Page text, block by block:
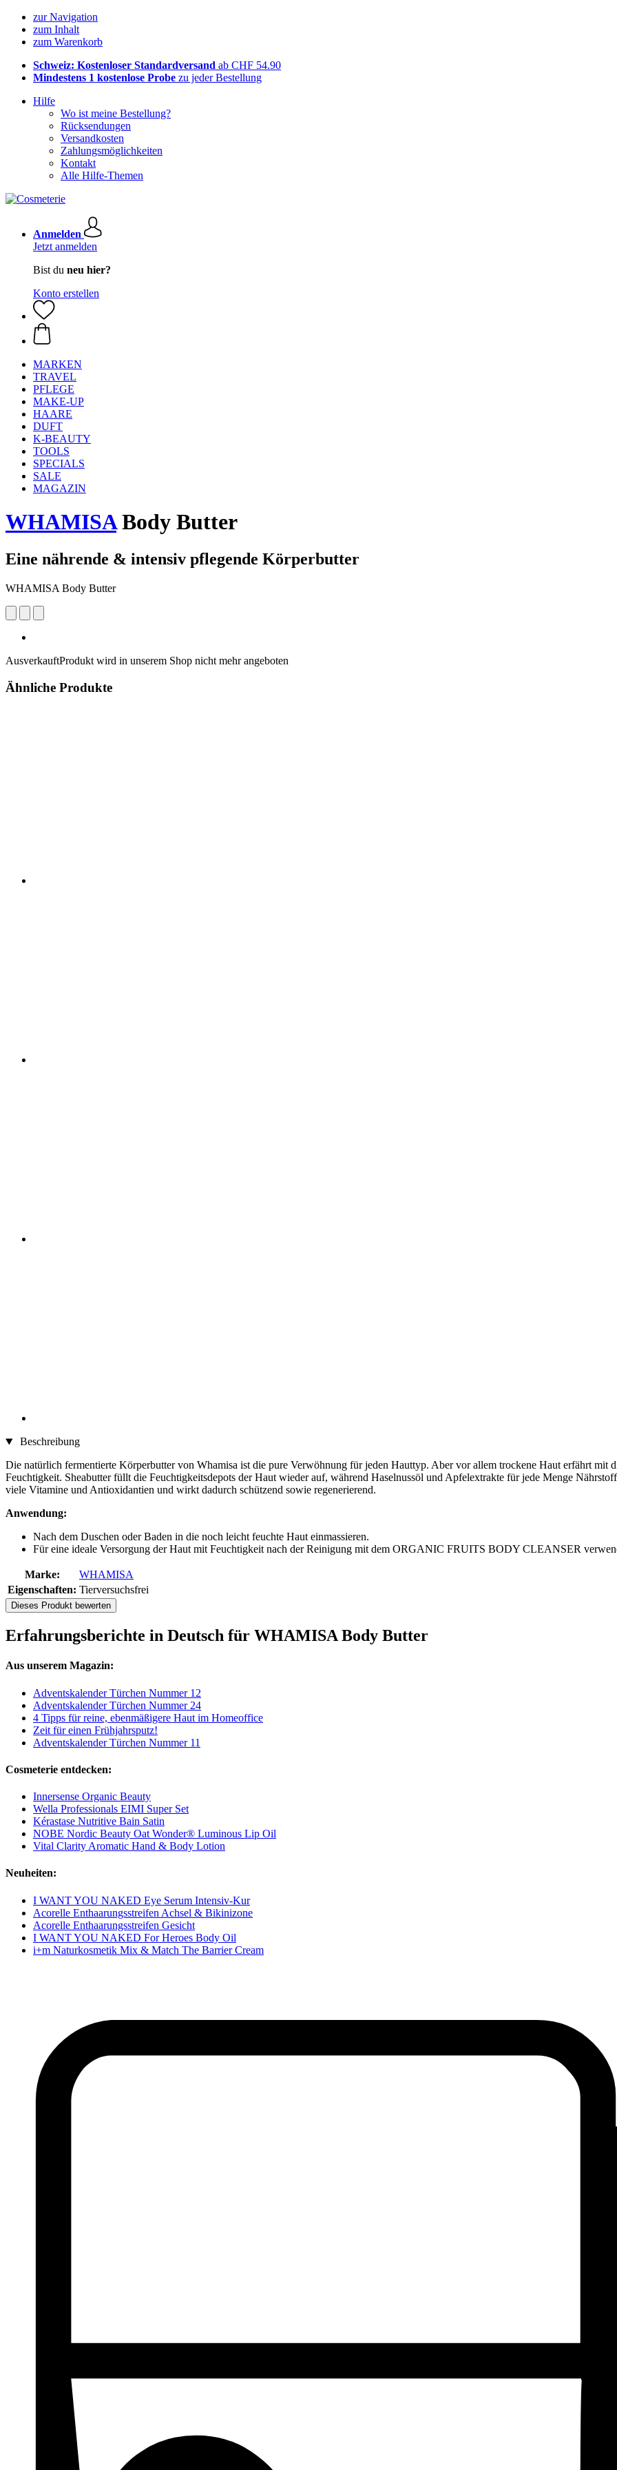
zur Navigation
zum Inhalt
zum Warenkorb
Schweiz: Kostenloser Standardversand ab CHF 54.90
Mindestens 1 kostenlose Probe zu jeder Bestellung
Hilfe
Wo ist meine Bestellung?
Rücksendungen
Versandkosten
Zahlungsmöglichkeiten
Kontakt
Alle Hilfe-Themen
Anmelden
Jetzt anmelden
Bist du neu hier?
Konto erstellen
MARKEN
TRAVEL
PFLEGE
MAKE-UP
HAARE
DUFT
K-BEAUTY
TOOLS
SPECIALS
SALE
MAGAZIN
WHAMISABody Butter
Eine nährende & intensiv pflegende Körperbutter
WHAMISA Body Butter
AusverkauftProdukt wird in unserem Shop nicht mehr angeboten
Ähnliche Produkte
Beschreibung
Die natürlich fermentierte Körperbutter von Whamisa ist die pure Verwöhnung für jeden Hauttyp. Aber vor allem trockene Haut erfährt mit
Feuchtigkeit. Sheabutter füllt die Feuchtigkeitsdepots der Haut wieder auf, während Haselnussöl und Apfelextrakte für jede Menge
viele Vitamine und Antioxidantien und wirkt dadurch schützend sowie regenerierend.
Anwendung:
Nach dem Duschen oder Baden in die noch leicht feuchte Haut einmassieren.
Für eine ideale Versorgung der Haut mit Feuchtigkeit nach der Reinigung mit dem ORGANIC FRUITS BODY CLEANSER
Marke:
WHAMISA
Eigenschaften: Tierversuchsfrei
Dieses Produkt bewerten
Erfahrungsberichte in Deutsch für WHAMISA Body Butter
Aus unserem Magazin:
Adventskalender Türchen Nummer 12
Adventskalender Türchen Nummer 24
4 Tipps für reine, ebenmäßigere Haut im Homeoffice
Zeit für einen Frühjahrsputz!
Adventskalender Türchen Nummer 11
Cosmeterie entdecken:
Innersense Organic Beauty
Wella Professionals EIMI Super Set
Kérastase Nutritive Bain Satin
NOBE Nordic Beauty Oat Wonder® Luminous Lip Oil
Vital Clarity Aromatic Hand & Body Lotion
Neuheiten:
I WANT YOU NAKED Eye Serum Intensiv-Kur
Acorelle Enthaarungsstreifen Achsel & Bikinizone
Acorelle Enthaarungsstreifen Gesicht
I WANT YOU NAKED For Heroes Body Oil
i+m Naturkosmetik Mix & Match The Barrier Cream